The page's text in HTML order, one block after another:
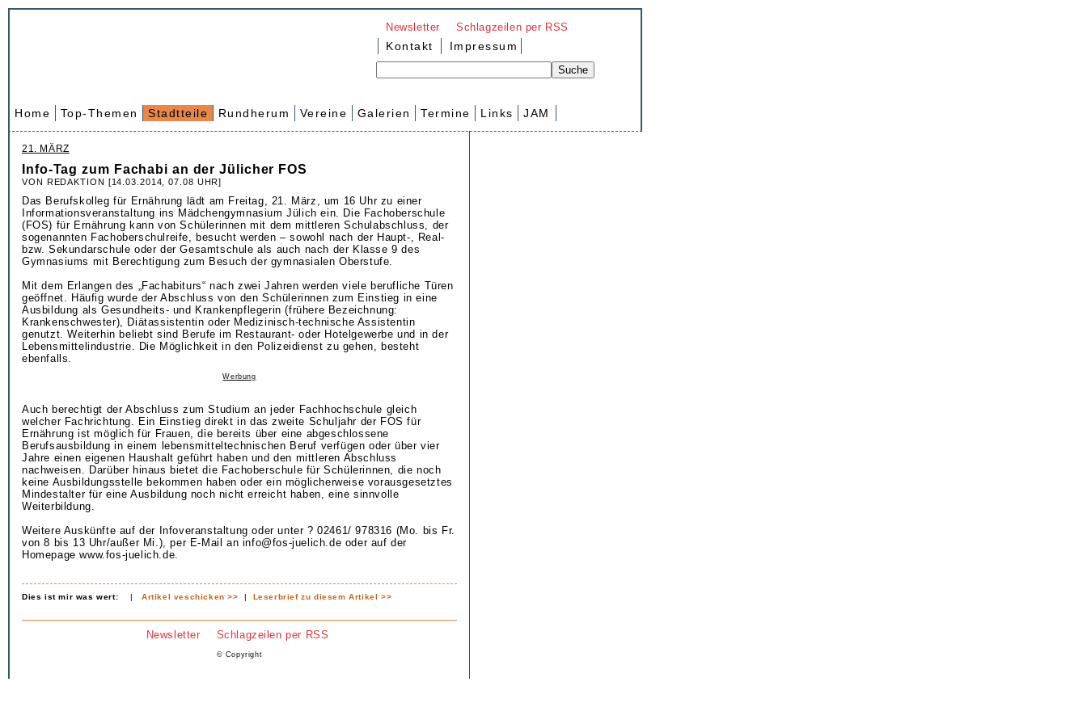
Newsletter Schlagzeilen per RSS
Kontakt Impressum
Home Top-Themen Stadtteile Rundherum Vereine Galerien Termine Links JAM
21. MÄRZ
Info-Tag zum Fachabi an der Jülicher FOS
VON REDAKTION [14.03.2014, 07.08 UHR]
Das Berufskolleg für Ernährung lädt am Freitag, 21. März, um 16 Uhr zu einer
Informationsveranstaltung ins Mädchengymnasium Jülich ein. Die Fachoberschule
(FOS) für Ernährung kann von Schülerinnen mit dem mittleren Schulabschluss, der
sogenannten Fachoberschulreife, besucht werden – sowohl nach der Haupt-, Real-
bzw. Sekundarschule oder der Gesamtschule als auch nach der Klasse 9 des
Gymnasiums mit Berechtigung zum Besuch der gymnasialen Oberstufe.
Mit dem Erlangen des „Fachabiturs“ nach zwei Jahren werden viele berufliche Türen
geöffnet. Häufig wurde der Abschluss von den Schülerinnen zum Einstieg in eine
Ausbildung als Gesundheits- und Krankenpflegerin (frühere Bezeichnung:
Krankenschwester), Diätassistentin oder Medizinisch-technische Assistentin
genutzt. Weiterhin beliebt sind Berufe im Restaurant- oder Hotelgewerbe und in der
Lebensmittelindustrie. Die Möglichkeit in den Polizeidienst zu gehen, besteht
ebenfalls.
Werbung
Auch berechtigt der Abschluss zum Studium an jeder Fachhochschule gleich
welcher Fachrichtung. Ein Einstieg direkt in das zweite Schuljahr der FOS für
Ernährung ist möglich für Frauen, die bereits über eine abgeschlossene
Berufsausbildung in einem lebensmitteltechnischen Beruf verfügen oder über vier
Jahre einen eigenen Haushalt geführt haben und den mittleren Abschluss
nachweisen. Darüber hinaus bietet die Fachoberschule für Schülerinnen, die noch
keine Ausbildungsstelle bekommen haben oder ein möglicherweise vorausgesetztes
Mindestalter für eine Ausbildung noch nicht erreicht haben, eine sinnvolle
Weiterbildung.
Weitere Auskünfte auf der Infoveranstaltung oder unter ? 02461/ 978316 (Mo. bis Fr.
von 8 bis 13 Uhr/außer Mi.), per E-Mail an info@fos-juelich.de oder auf der
Homepage www.fos-juelich.de.
Dies ist mir was wert: |Artikel veschicken >> | Leserbrief zu diesem Artikel >>
Newsletter Schlagzeilen per RSS
© Copyright